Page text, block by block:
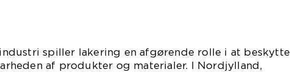
spiller lakering en afgørende rolle i at beskytte
af produkter og materialer. I Nordjylland,